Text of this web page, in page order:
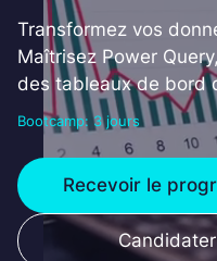
Transformez vos
Maîtrisez Power
des tableaux de bord
Bootcamp: 3 jours
Recevoir le
Candidater